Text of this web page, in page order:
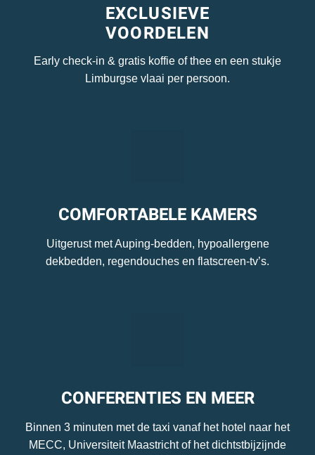
EXCLUSIEVE
VOORDELEN
Early check-in & gratis koffie of thee en een stukje
Limburgse vlaai per persoon.
COMFORTABELE KAMERS
Uitgerust met Auping-bedden, hypoallergene
dekbedden, regendouches en flatscreen-tv’s.
CONFERENTIES EN MEER
Binnen 3 minuten met de taxi vanaf het hotel naar het
MECC, Universiteit Maastricht of het dichtstbijzijnde